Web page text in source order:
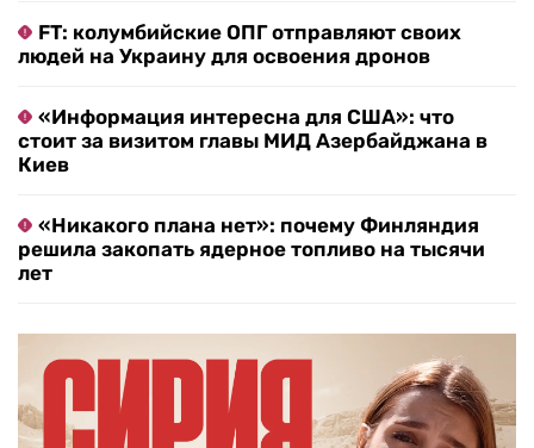
FT: колумбийские ОПГ отправляют своих
людей на Украину для освоения дронов
«Информация интересна для США»: что
стоит за визитом главы МИД Азербайджана в
Киев
«Никакого плана нет»: почему Финляндия
решила закопать ядерное топливо на тысячи
лет